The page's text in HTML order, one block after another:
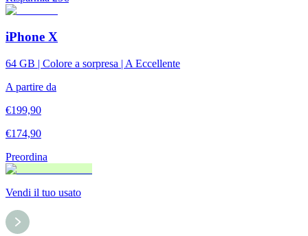
iPhone X
64 GB | Colore a sorpresa | A Eccellente
A partire da
€199,90
€174,90
Preordina
Vendi il tuo usato